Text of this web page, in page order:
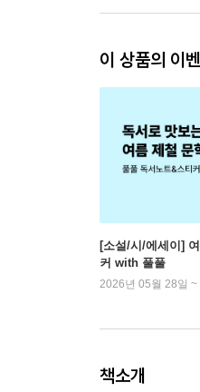
이 상품의 이
[소설/시/에세이]
커 with 풀풀
2026년 05월 28일 ~
책소개